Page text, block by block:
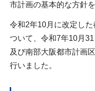
市計画の基本的な方針
令和2年10月に改定し
ついて、令和7年10月
及び南部大阪都市計画
行いました。